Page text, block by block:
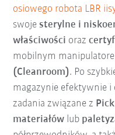
osiowego robota LBR
swojesterylne i
właściwości oraz
mobilnym
(Cleanroom). Po
magazynie efektywnie
zadania związane z
materiałów lub